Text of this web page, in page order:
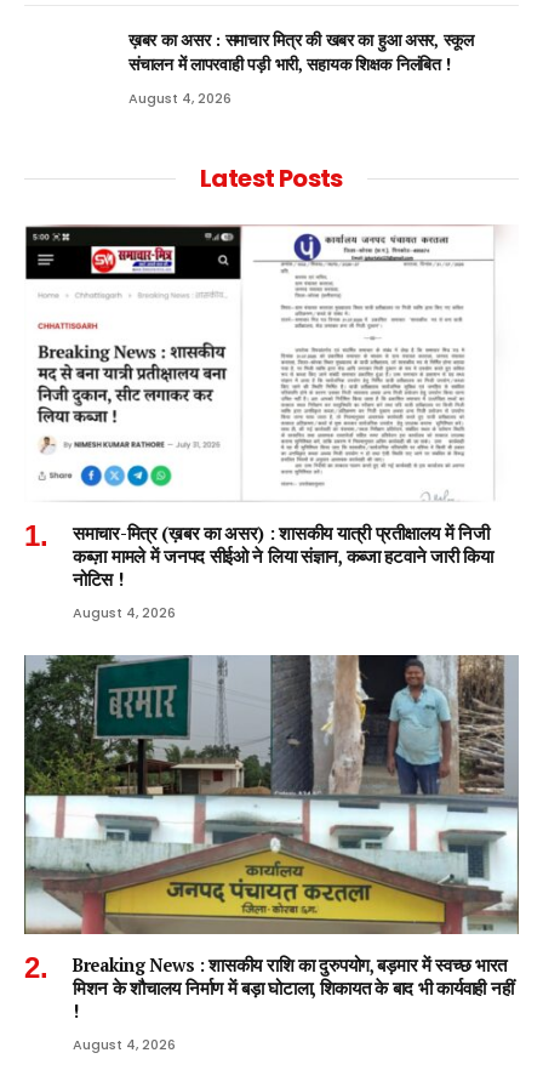
ख़बर का असर : समाचार मित्र की खबर का हुआ असर, स्कूल
संचालन में लापरवाही पड़ी भारी, सहायक शिक्षक निलंबित !
August 4, 2026
Latest Posts
समाचार-मित्र (ख़बर का असर) : शासकीय यात्री प्रतीक्षालय में निजी
कब्ज़ा मामले में जनपद सीईओ ने लिया संज्ञान, कब्जा हटवाने जारी किया
नोटिस !
August 4, 2026
Breaking News : शासकीय राशि का दुरुपयोग, बड़मार में स्वच्छ भारत
मिशन के शौचालय निर्माण में बड़ा घोटाला, शिकायत के बाद भी कार्यवाही नहीं
!
August 4, 2026